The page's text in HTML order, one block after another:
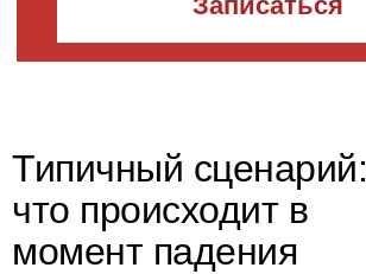
Типичный сценарий:
что происходит в
момент падения